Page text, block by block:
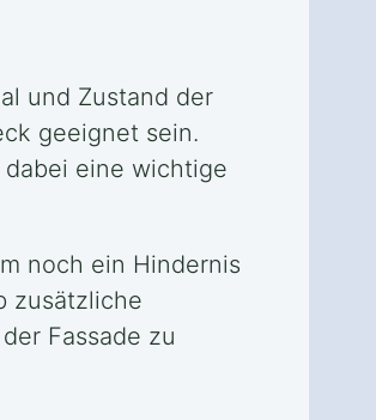
und Zustand der
geeignet sein.
eine wichtige
noch ein Hindernis
zusätzliche
Fassade zu